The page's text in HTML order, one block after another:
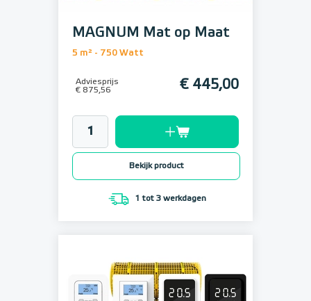
MAGNUM Mat op Maat
5 m² - 750 Watt
Adviesprijs
€ 875,56
€ 445,00
Bekijk product
1 tot 3 werkdagen